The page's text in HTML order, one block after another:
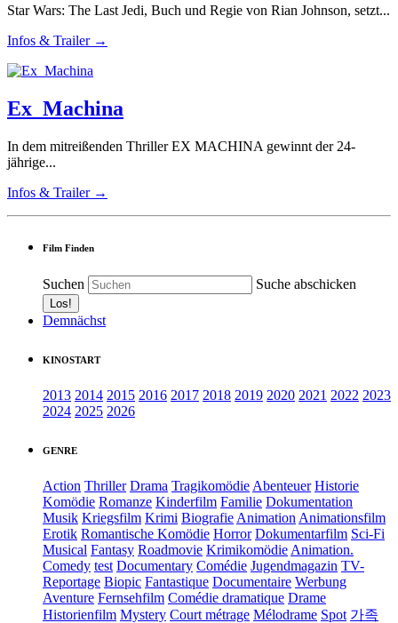
Star Wars: The Last Jedi, Buch und Regie von Rian Johnson, setzt...
Infos & Trailer →
Ex_Machina
In dem mitreißenden Thriller EX MACHINA gewinnt der 24-
jährige...
Infos & Trailer →
Film Finden
Suchen Suche abschicken
Demnächst
KINOSTART
2013 2014 2015 2016 2017 2018 2019 2020 2021 2022 2023
2024 2025 2026
GENRE
Action Thriller Drama Tragikomödie Abenteuer Historie
Komödie Romanze Kinderfilm Familie Dokumentation
Musik Kriegsfilm Krimi Biografie Animation Animationsfilm
Erotik Romantische Komödie Horror Dokumentarfilm Sci-Fi
Musical Fantasy Roadmovie Krimikomödie Animation.
Comedy test Documentary Comédie Jugendmagazin TV-
Reportage Biopic Fantastique Documentaire Werbung
Aventure Fernsehfilm Comédie dramatique Drame
Historienfilm Mystery Court métrage Mélodrame Spot 가족